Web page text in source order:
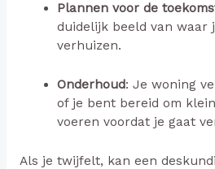
Plannen voor de
duidelijk beeld van waar
verhuizen.
Onderhoud: Je woning
of je bent bereid om
voeren voordat je gaat
Als je twijfelt, kan een